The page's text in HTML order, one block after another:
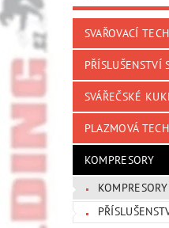
SLUŽBY A
SVAŘOVACÍ
PŘÍSLUŠENSTVÍ
SVÁŘEČSKÉ
PLAZMOVÁ
KOMPRESORY
KOMPRESORY